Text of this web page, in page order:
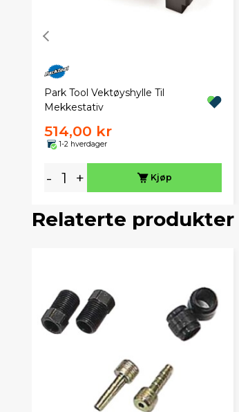
Park Tool Vektøyshylle Til
Mekkestativ
514,00 kr
1-2 hverdager
- + Kjøp
Relaterte produkter